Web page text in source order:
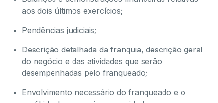
aos dois últimos exercícios;
Pendências judiciais;
Descrição detalhada da franquia, descrição geral
do negócio e das atividades que serão
desempenhadas pelo franqueado;
Envolvimento necessário do franqueado e o